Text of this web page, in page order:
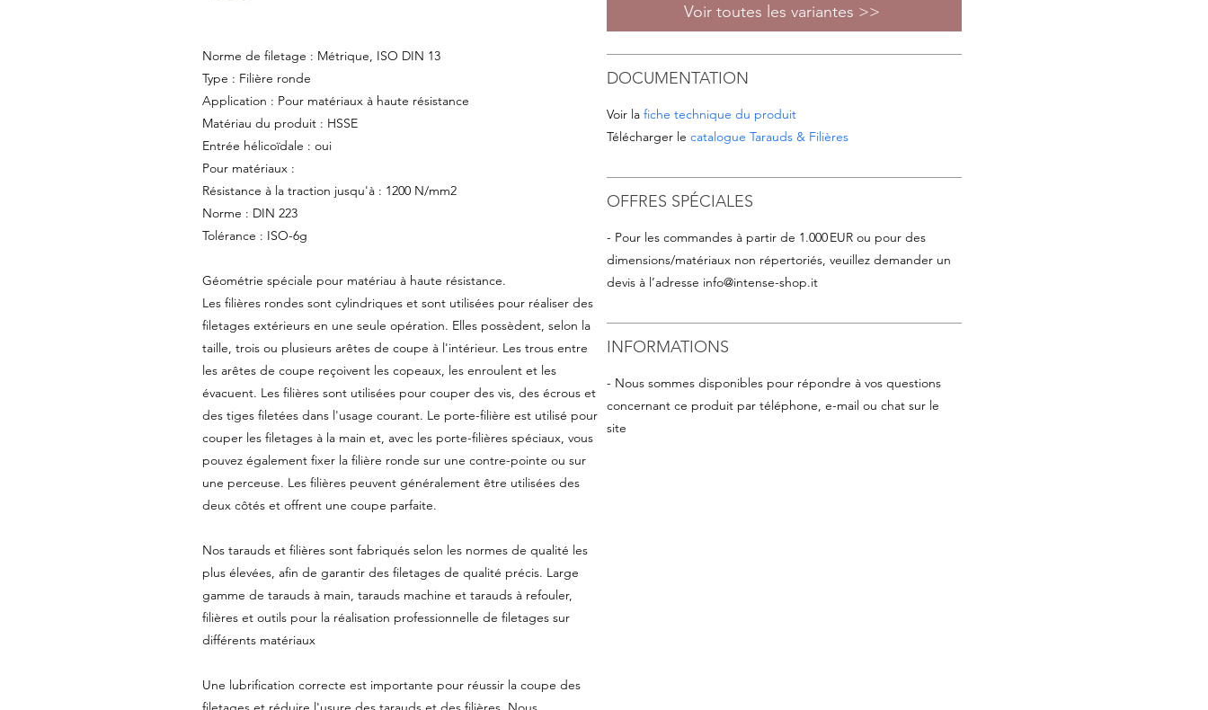
Norme de filetage : Métrique, ISO DIN 13
Type : Filière ronde
Application : Pour matériaux à haute résistance
Matériau du produit : HSSE
Entrée hélicoïdale : oui
Pour matériaux :
Résistance à la traction jusqu'à : 1200 N/mm2
Norme : DIN 223
Tolérance : ISO-6g
Géométrie spéciale pour matériau à haute résistance.
Les filières rondes sont cylindriques et sont utilisées pour réaliser des
filetages extérieurs en une seule opération. Elles possèdent, selon la
taille, trois ou plusieurs arêtes de coupe à l'intérieur. Les trous entre
les arêtes de coupe reçoivent les copeaux, les enroulent et les
évacuent. Les filières sont utilisées pour couper des vis, des écrous et
des tiges filetées dans l'usage courant. Le porte-filière est utilisé pour
couper les filetages à la main et, avec les porte-filières spéciaux, vous
pouvez également fixer la filière ronde sur une contre-pointe ou sur
une perceuse. Les filières peuvent généralement être utilisées des
deux côtés et offrent une coupe parfaite.
Nos tarauds et filières sont fabriqués selon les normes de qualité les
plus élevées, afin de garantir des filetages de qualité précis. Large
gamme de tarauds à main, tarauds machine et tarauds à refouler,
filières et outils pour la réalisation professionnelle de filetages sur
différents matériaux
Une lubrification correcte est importante pour réussir la coupe des
Voir toutes les variantes >>
DOCUMENTATION
Voir la fiche technique du produit
Télécharger le catalogue Tarauds & Filières
OFFRES SPÉCIALES
- Pour les commandes à partir de 1.000 EUR ou pour des
dimensions/matériaux non répertoriés, veuillez demander un
devis à l’adresse info@intense-shop.it
INFORMATIONS
- Nous sommes disponibles pour répondre à vos questions
concernant ce produit par téléphone, e-mail ou chat sur le
site